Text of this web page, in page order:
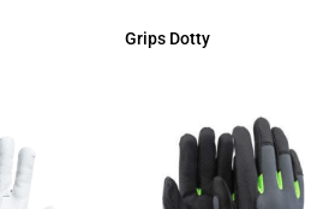
Grips Dotty